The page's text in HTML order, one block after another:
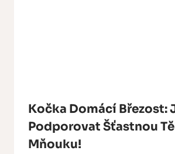
Kočka Domácí Březost:
Podporovat Šťastnou
Mňouku!